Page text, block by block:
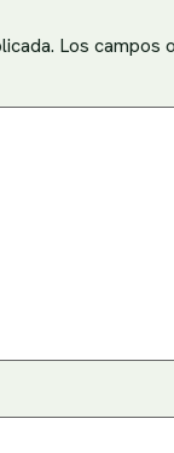
Los campos